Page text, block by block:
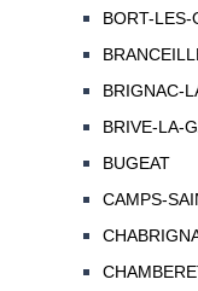
BORT-LES-
BRIGNAC-
BRIVE-LA-
BUGEAT
CAMPS-